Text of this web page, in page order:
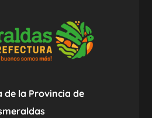
de la Provincia de